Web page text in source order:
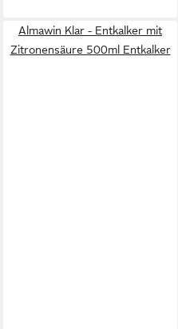
Almawin Klar - Entkalker mit
Zitronensäure 500ml Entkalker